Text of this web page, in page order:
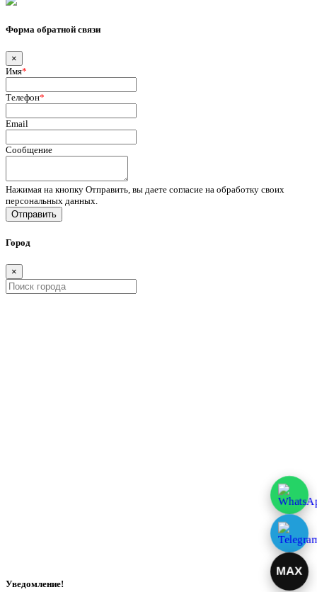
MAX
Форма обратной связи
×
Имя*
Телефон*
Email
Сообщение
Нажимая на кнопку Отправить, вы даете согласие на обработку своих
персональных данных.
Отправить
Город
×
Уведомление!